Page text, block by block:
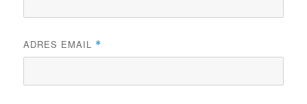
ADRES EMAIL *